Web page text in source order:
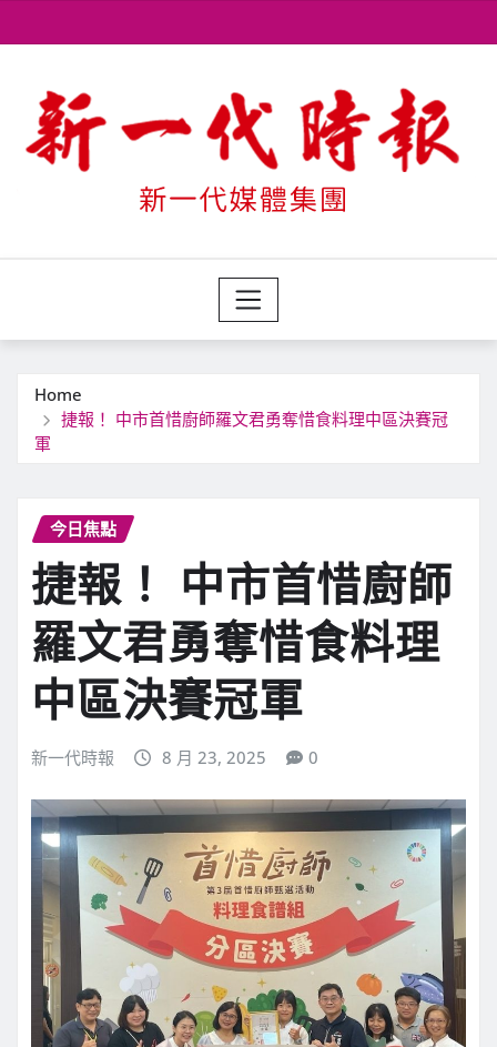
to
Home
捷報！ 中市首惜廚師羅文君勇奪惜食料理中區決賽冠
軍
今日焦點
捷報！ 中市首惜廚師
羅文君勇奪惜食料理
中區決賽冠軍
新一代時報 8 月 23, 2025 0